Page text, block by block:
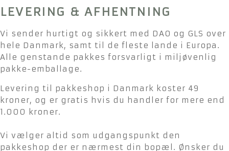
LEVERING & AFHENTNING
Vi sender hurtigt og sikkert med DAO og GLS over
hele Danmark, samt til de fleste lande i Europa.
Alle genstande pakkes forsvarligt i miljøvenlig
pakke-emballage.
Levering til pakkeshop i Danmark koster 49
kroner, og er gratis hvis du handler for mere end
1.000 kroner.
Vi vælger altid som udgangspunkt den
pakkeshop der er nærmest din bopæl. Ønsker du